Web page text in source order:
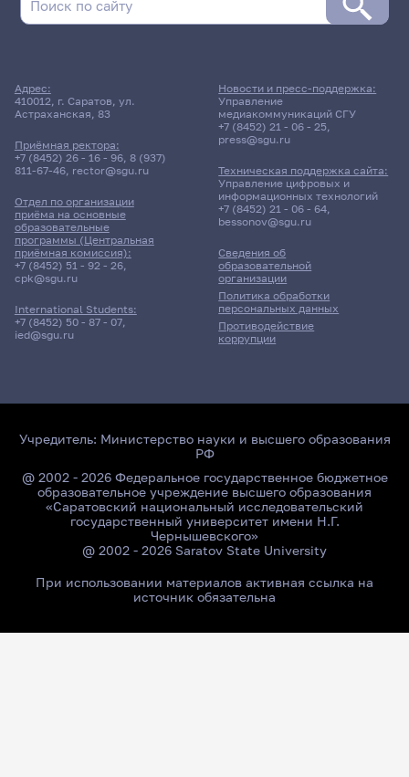
Адрес:
410012, г. Саратов, ул.
Астраханская, 83
Приёмная ректора:
+7 (8452) 26 - 16 - 96, 8 (937)
811-67-46, rector@sgu.ru
Отдел по организации
приёма на основные
образовательные
программы (Центральная
приёмная комиссия):
+7 (8452) 51 - 92 - 26,
cpk@sgu.ru
International Students:
+7 (8452) 50 - 87 - 07,
ied@sgu.ru
Сведения об
образовательной
организации
Политика обработки
персональных данных
Противодействие
коррупции
Новости и пресс-поддержка:
Управление
медиакоммуникаций СГУ
+7 (8452) 21 - 06 - 25,
press@sgu.ru
Техническая поддержка сайта:
Управление цифровых и
информационных технологий
+7 (8452) 21 - 06 - 64,
bessonov@sgu.ru
Учредитель: Министерство науки и высшего образования
РФ
@ 2002 - 2026 Федеральное государственное бюджетное
образовательное учреждение высшего образования
«Саратовский национальный исследовательский
государственный университет имени Н.Г.
Чернышевского»
@ 2002 - 2026 Saratov State University
При использовании материалов активная ссылка на
источник обязательна